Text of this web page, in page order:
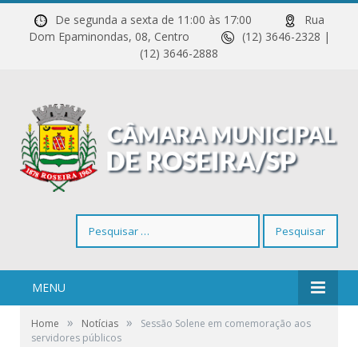
De segunda a sexta de 11:00 às 17:00
Rua
Dom Epaminondas, 08, Centro
(12) 3646-2328 |
(12) 3646-2888
por:
MENU
Home » Notícias »
Sessão Solene em comemoração aos
servidores públicos